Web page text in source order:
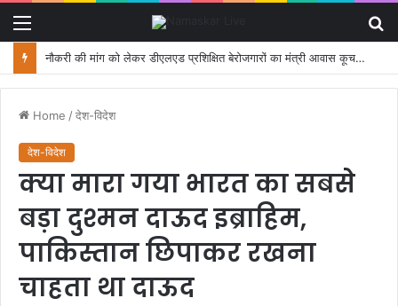
नौकरी की मांग को लेकर डीएलएड प्रशिक्षित बेरोजगारों का मंत्री आवास कूच, पुलिस ने रोका
Home /देश-विदेश
देश-विदेश
क्या मारा गया भारत का सबसे
बड़ा दुश्मन दाऊद इब्राहिम,
पाकिस्तान छिपाकर रखना
चाहता था दाऊद